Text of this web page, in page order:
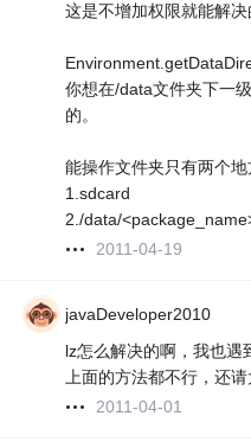
这是不增加权限就能解决
你想在/data文件夹下一
的。
能操作文件夹只有两个地
1.sdcard
2./data/
2011-04-19
javaDeveloper2010
lz怎么解决的啊，我也遇
上面的方法都不行，还请
2011-04-01